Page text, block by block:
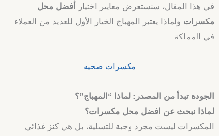
في هذا المقال، سنستعرض معايير اختيار
أفضل محل
مكسرات ولماذا يعتبر المهباج الخيار الأول للعديد من العملاء
في المملكة.
مكسرات صحيه
الجودة تبدأ من المصدر: لماذا “المهباج”؟
لماذا نبحث عن افضل محل مكسرات؟
المكسرات ليست مجرد وجبة للتسلية، بل هي كنز غذائي